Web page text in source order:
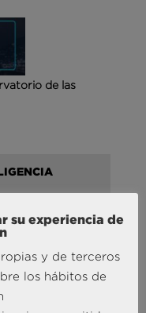
de las
su experiencia de
y de terceros
los hábitos de